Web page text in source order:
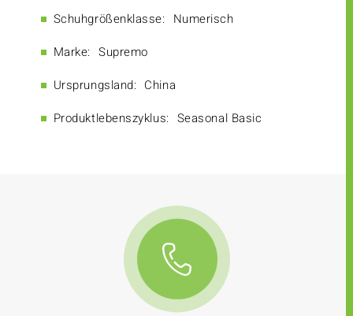
Schuhgrößenklasse: Numerisch
Marke: Supremo
Ursprungsland: China
Produktlebenszyklus: Seasonal Basic